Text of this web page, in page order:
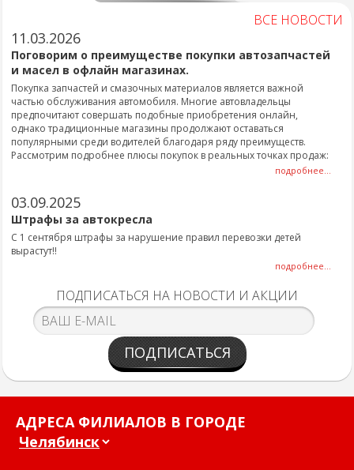
ВСЕ НОВОСТИ
11.03.2026
Поговорим о преимуществе покупки автозапчастей
и масел в офлайн магазинах.
Покупка запчастей и смазочных материалов является важной
частью обслуживания автомобиля. Многие автовладельцы
предпочитают совершать подобные приобретения онлайн,
однако традиционные магазины продолжают оставаться
популярными среди водителей благодаря ряду преимуществ.
Рассмотрим подробнее плюсы покупок в реальных точках продаж:
подробнее...
03.09.2025
Штрафы за автокресла
С 1 сентября штрафы за нарушение правил перевозки детей
вырастут!!
подробнее...
ПОДПИСАТЬСЯ НА НОВОСТИ И АКЦИИ
ПОДПИСАТЬСЯ
АДРЕСА ФИЛИАЛОВ В ГОРОДЕ